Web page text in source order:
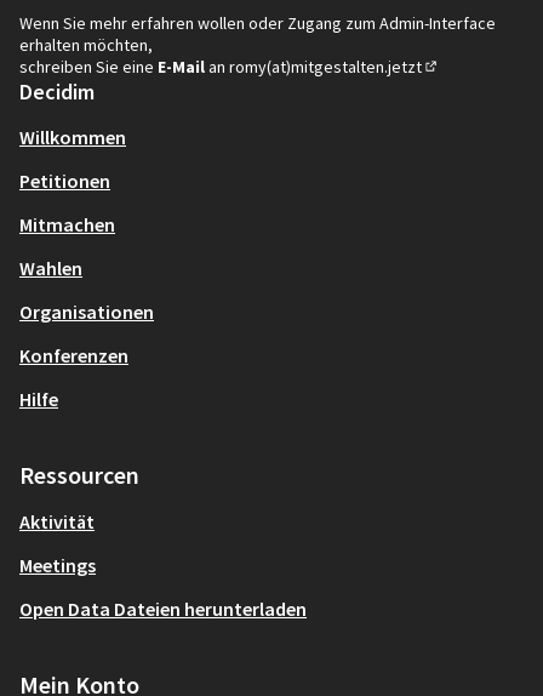
Wenn Sie mehr erfahren wollen oder Zugang zum Admin-Interface
erhalten möchten,
schreiben Sie eine E-Mailan romy(at)mitgestalten.jetzt
Decidim
Willkommen
Petitionen
Mitmachen
Wahlen
Organisationen
Konferenzen
Hilfe
Ressourcen
Aktivität
Meetings
Open Data Dateien herunterladen
Mein Konto